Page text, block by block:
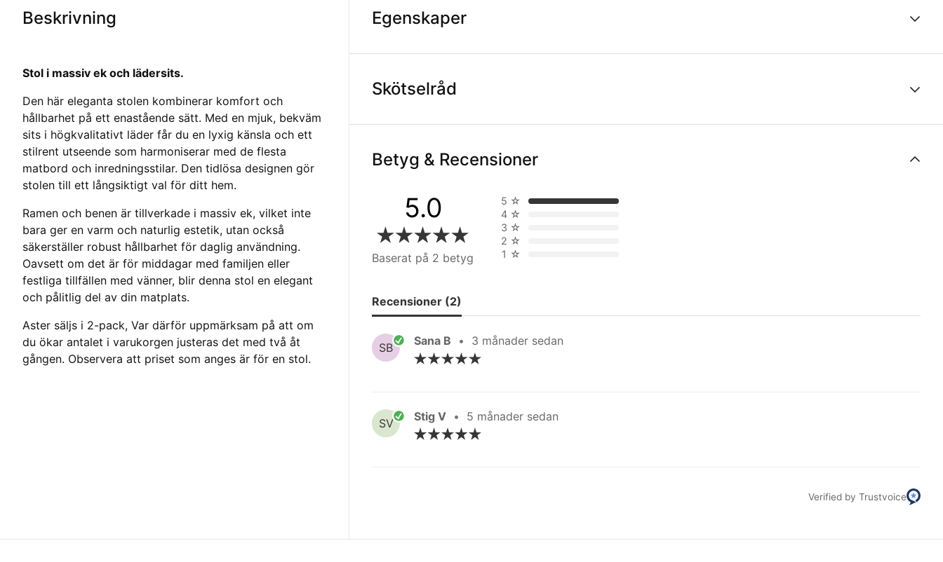
Beskrivning
Stol i massiv ek och lädersits.
Den här eleganta stolen kombinerar komfort och
hållbarhet på ett enastående sätt. Med en mjuk, bekväm
sits i högkvalitativt läder får du en lyxig känsla och ett
stilrent utseende som harmoniserar med de flesta
matbord och inredningsstilar. Den tidlösa designen gör
stolen till ett långsiktigt val för ditt hem.
Ramen och benen är tillverkade i massiv ek, vilket inte
bara ger en varm och naturlig estetik, utan också
säkerställer robust hållbarhet för daglig användning.
Oavsett om det är för middagar med familjen eller
festliga tillfällen med vänner, blir denna stol en elegant
och pålitlig del av din matplats.
Aster säljs i 2-pack, Var därför uppmärksam på att om
du ökar antalet i varukorgen justeras det med två åt
gången. Observera att priset som anges är för en stol.
Egenskaper
Skötselråd
Betyg & Recensioner
5.0
Baserat på 2 betyg
5 ☆
4 ☆
3 ☆
2 ☆
1 ☆
Recensioner (2)
SB Sana B • 3 månader sedan
SV Stig V • 5 månader sedan
Verified by Trustvoice